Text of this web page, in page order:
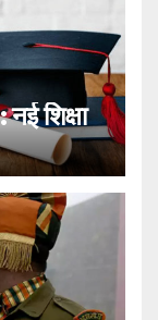
शिक्षा